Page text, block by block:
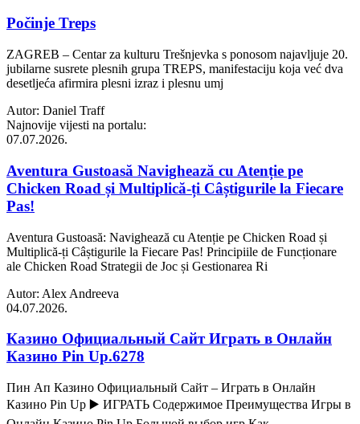
Počinje Treps
ZAGREB – Centar za kulturu Trešnjevka s ponosom najavljuje 20.
jubilarne susrete plesnih grupa TREPS, manifestaciju koja već dva
desetljeća afirmira plesni izraz i plesnu umj
Autor: Daniel Traff
Najnovije vijesti na portalu:
07.07.2026.
Aventura Gustoasă Navighează cu Atenție pe
Chicken Road și Multiplică-ți Câștigurile la Fiecare
Pas!
Aventura Gustoasă: Navighează cu Atenție pe Chicken Road și
Multiplică-ți Câștigurile la Fiecare Pas! Principiile de Funcționare
ale Chicken Road Strategii de Joc și Gestionarea Ri
Autor: Alex Andreeva
04.07.2026.
Казино Официальный Сайт Играть в Онлайн
Казино Pin Up.6278
Пин Ап Казино Официальный Сайт – Играть в Онлайн
Казино Pin Up ▶️ ИГРАТЬ Содержимое Преимущества Игры в